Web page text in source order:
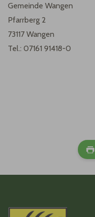
Gemeinde Wangen
Pfarrberg 2
73117 Wangen
Tel.: 07161 91418-0